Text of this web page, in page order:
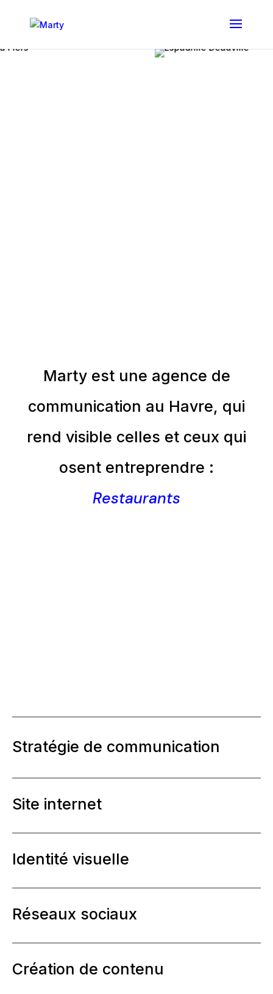
Marty est une agence de
communication au Havre, qui
rend visible celles et ceux qui
osent entreprendre :
Restaurants
Stratégie de communication
Site internet
Identité visuelle
Réseaux sociaux
Création de contenu